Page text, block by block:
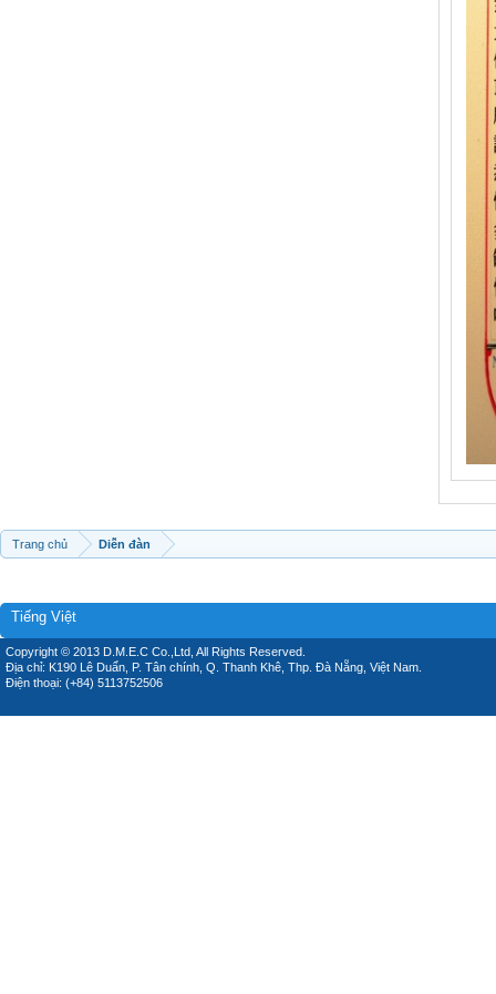
Trang chủ Diễn đàn
Tiếng Việt
Copyright © 2013 D.M.E.C Co.,Ltd, All Rights Reserved.
Địa chỉ: K190 Lê Duẩn, P. Tân chính, Q. Thanh Khê, Thp. Đà Nẵng, Việt Nam.
Điện thoại: (+84) 5113752506